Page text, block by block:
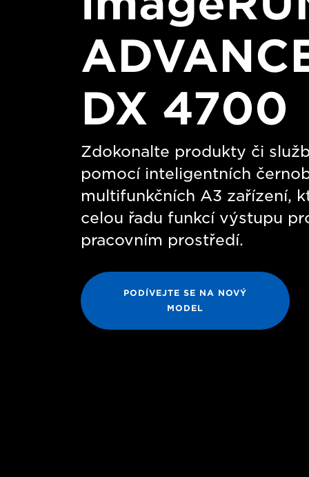
DX 4700
Zdokonalte produkty či
pomocí inteligentních
multifunkčních A3 zařízení,
celou řadu funkcí výstupu
pracovním prostředí.
PODÍVEJTE SE NA NOVÝ
MODEL